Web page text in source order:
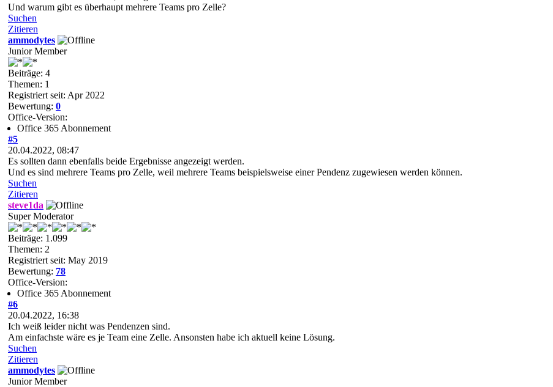
Und warum gibt es überhaupt mehrere Teams pro Zelle?
Suchen
Zitieren
ammodytes
Junior Member
Beiträge: 4
Themen: 1
Registriert seit: Apr 2022
Bewertung: 0
Office-Version:
Office 365 Abonnement
#5
20.04.2022, 08:47
Es sollten dann ebenfalls beide Ergebnisse angezeigt werden.
Und es sind mehrere Teams pro Zelle, weil mehrere Teams beispielsweise einer Pendenz zugewiesen werden können.
Suchen
Zitieren
steve1da
Super Moderator
Beiträge: 1.099
Themen: 2
Registriert seit: May 2019
Bewertung: 78
Office-Version:
Office 365 Abonnement
#6
20.04.2022, 16:38
Ich weiß leider nicht was Pendenzen sind.
Am einfachste wäre es je Team eine Zelle. Ansonsten habe ich aktuell keine Lösung.
Suchen
Zitieren
ammodytes
Junior Member